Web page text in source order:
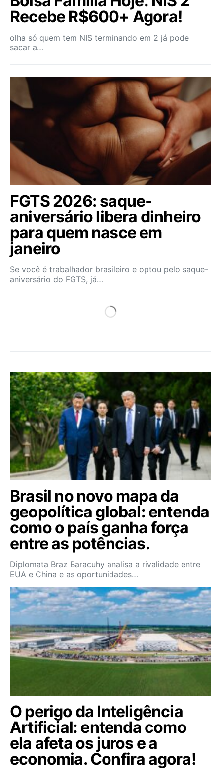
Recebe R$600+ Agora!
olha só quem tem NIS terminando em 2 já pode
sacar a…
FGTS 2026: saque-
aniversário libera dinheiro
para quem nasce em
janeiro
Se você é trabalhador brasileiro e optou pelo saque-
aniversário do FGTS, já…
Brasil no novo mapa da
geopolítica global: entenda
como o país ganha força
entre as potências.
Diplomata Braz Baracuhy analisa a rivalidade entre
EUA e China e as oportunidades…
O perigo da Inteligência
Artificial: entenda como
ela afeta os juros e a
economia. Confira agora!